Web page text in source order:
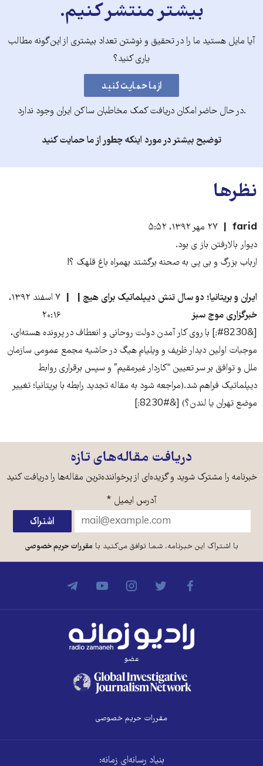
بیشتر منتشر کنیم.
آیا مایل هستید ما را در تحقیق و نوشتن تعداد بیشتری از این‌گونه مطالب
یاری کنید؟
.در حال حاضر امکان دریافت کمک مخاطبان ساکن ایران وجود ندارد
توضیح بیشتر در مورد اینکه چطور از ما حمایت کنید
نظرها
farid
۲۷ مهر ۱۳۹۲، ۵:۵۲
دیوار بالارفتن باز ی بود.
ارباب بزرگ و بی پی به صحنه برگشتد بهمراه باغ قلهک ؟!
ایران و بریتانیا؛ دو سال تنش دیپلماتیک برای هیچ |
خبرگزاری موج سبز
۷ اسفند ۱۳۹۲،
۲۰:۱۶
[&#8230;] با روی کار آمدن دولت روحانی و انعطاف در پرونده هسته‌ای،
موجبات اولین دیدار ظریف و ویلیام هیگ در حاشیه مجمع عمومی سازمان
ملل و توافق بر سر تعیین “کاردار غیرمقیم” و سپس برقراری روابط
دیپلماتیک فراهم شد.(مراجعه شود به مقاله تجدید رابطه با بریتانیا؛ تغییر
موضع تهران یا لندن؟) [&#8230;]
دریافت مقاله‌های تازه
خبرنامه را مشترک شوید و گزیده‌ای از پرخواننده‌ترین مقاله‌ها را دریافت کنید
آدرس ایمیل *
با اشتراک این خبرنامه، شما توافق می‌کنید بامقررات حریم خصوصی
عضو
مقررات حریم خصوصی
بنیاد رسانه‌ای زمانه: